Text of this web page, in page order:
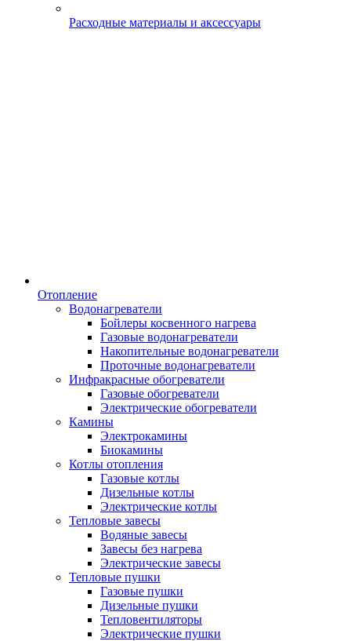
Расходные материалы и аксессуары
Отопление
Водонагреватели
Бойлеры косвенного нагрева
Газовые водонагреватели
Накопительные водонагреватели
Проточные водонагреватели
Инфракрасные обогреватели
Газовые обогреватели
Электрические обогреватели
Камины
Электрокамины
Биокамины
Котлы отопления
Газовые котлы
Дизельные котлы
Электрические котлы
Тепловые завесы
Водяные завесы
Завесы без нагрева
Электрические завесы
Тепловые пушки
Газовые пушки
Дизельные пушки
Тепловентиляторы
Электрические пушки